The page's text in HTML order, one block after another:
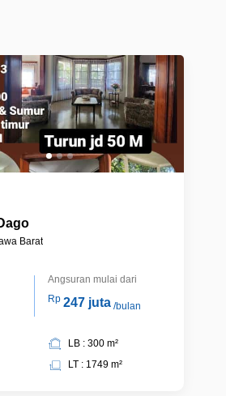
Barat
Angsuran mulai dari
Rp247 juta /bulan
LB : 300 m²
LT : 1749 m²